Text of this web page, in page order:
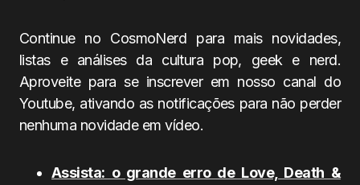
Continue no CosmoNerd para mais novidades,
listas e análises da cultura pop, geek e nerd.
Aproveite para se inscrever em nosso canal do
Youtube, ativando as notificações para não perder
nenhuma novidade em vídeo.
Assista: o grande erro de Love, Death &